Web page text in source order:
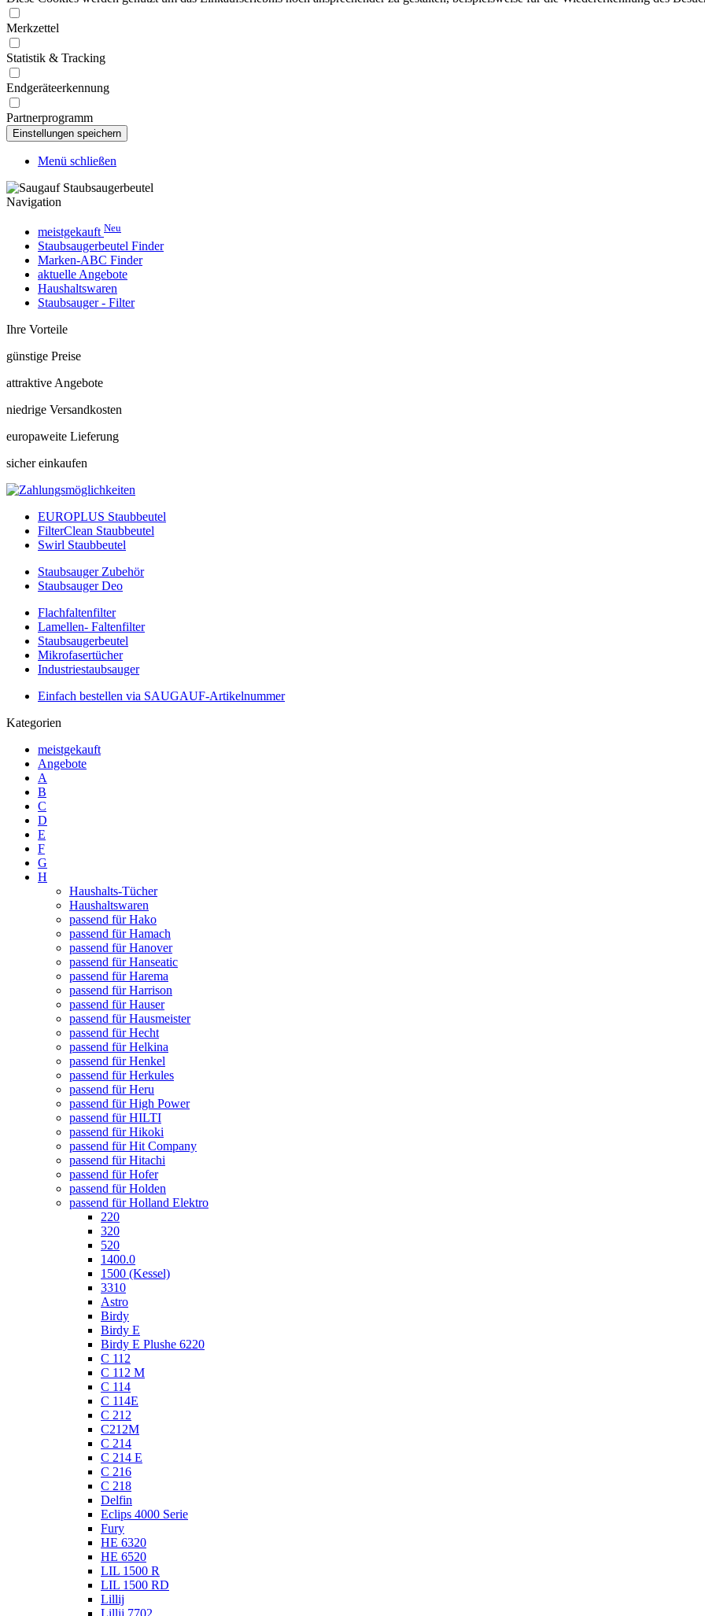
Merkzettel
Statistik & Tracking
Endgeräteerkennung
Partnerprogramm
Menü schließen
Navigation
meistgekauft Neu
Staubsaugerbeutel Finder
Marken-ABC Finder
aktuelle Angebote
Haushaltswaren
Staubsauger - Filter
Ihre Vorteile
günstige Preise
attraktive Angebote
niedrige Versandkosten
europaweite Lieferung
sicher einkaufen
EUROPLUS Staubbeutel
FilterClean Staubbeutel
Swirl Staubbeutel
Staubsauger Zubehör
Staubsauger Deo
Flachfaltenfilter
Lamellen- Faltenfilter
Staubsaugerbeutel
Mikrofasertücher
Industriestaubsauger
Einfach bestellen via SAUGAUF-Artikelnummer
Kategorien
meistgekauft
Angebote
A
B
C
D
E
F
G
H
Haushalts-Tücher
Haushaltswaren
passend für Hako
passend für Hamach
passend für Hanover
passend für Hanseatic
passend für Harema
passend für Harrison
passend für Hauser
passend für Hausmeister
passend für Hecht
passend für Helkina
passend für Henkel
passend für Herkules
passend für Heru
passend für High Power
passend für HILTI
passend für Hikoki
passend für Hit Company
passend für Hitachi
passend für Hofer
passend für Holden
passend für Holland Elektro
220
320
520
1400.0
1500 (Kessel)
3310
Astro
Birdy
Birdy E
Birdy E Plushe 6220
C 112
C 112 M
C 114
C 114E
C 212
C212M
C 214
C 214 E
C 216
C 218
Delfin
Eclips 4000 Serie
Fury
HE 6320
HE 6520
LIL 1500 R
LIL 1500 RD
Lillij